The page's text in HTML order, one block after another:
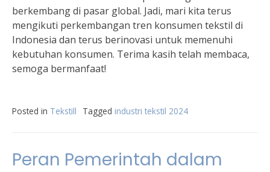
berkembang di pasar global. Jadi, mari kita terus
mengikuti perkembangan tren konsumen tekstil di
Indonesia dan terus berinovasi untuk memenuhi
kebutuhan konsumen. Terima kasih telah membaca,
semoga bermanfaat!
Posted in Tekstill Tagged industri tekstil 2024
Peran Pemerintah dalam